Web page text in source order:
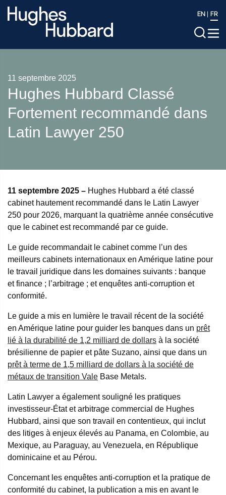
EN FR
11 septembre 2025
Hughes Hubbard Classé
Fortement recommandé dans
Latin Lawyer 250
11 septembre 2025 – Hughes Hubbard a été classé
cabinet hautement recommandé dans le Latin Lawyer
250 pour 2026, marquant la quatrième année consécutive
que le cabinet est recommandé par ce guide.
Le guide recommandait le cabinet comme l’un des
meilleurs cabinets internationaux en Amérique latine pour
le travail juridique dans les domaines suivants : banque
et finance ; l’arbitrage ; et enquêtes anti-corruption et
conformité.
Le guide a mis en lumière le travail récent de la société
en Amérique latine pour guider les banques dans un prêt
lié à la durabilité de 1,2 milliard de dollars à la société
brésilienne de papier et pâte Suzano, ainsi que dans un
prêt à terme de 1,5 milliard de dollars à la société de
métaux de transition Vale Base Metals.
Latin Lawyer a également souligné les pratiques
investisseur-État et arbitrage commercial de Hughes
Hubbard, ainsi que son travail en contentieux, qui inclut
des litiges à enjeux élevés au Panama, en Colombie, au
Mexique, au Paraguay, au Venezuela, en République
dominicaine et au Pérou.
Concernant les enquêtes anti-corruption et la pratique de
conformité du cabinet, la publication a mis en avant le